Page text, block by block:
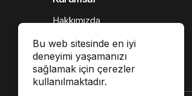
Bu web sitesinde en iyi
deneyimi yaşamanızı
sağlamak için çerezler
kullanılmaktadır.
Hakkımızda
İletişim
Künye
Gizlilik politikası